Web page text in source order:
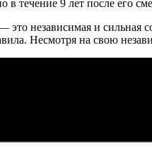
в течение 9 лет после его
это независимая и сильная
Несмотря на свою